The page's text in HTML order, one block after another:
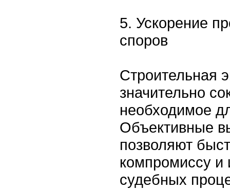
5. Ускорение
споров
Строительная
значительно
необходимое
Объективные
позволяют
компромиссу и
судебных